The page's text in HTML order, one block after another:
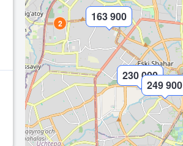
163 900
249 900
230 000
2